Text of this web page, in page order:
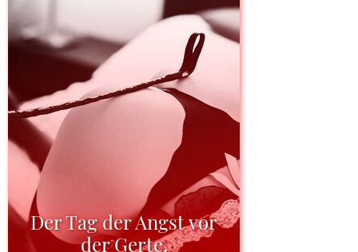
Der Tag der Angst vor
der Gerte.